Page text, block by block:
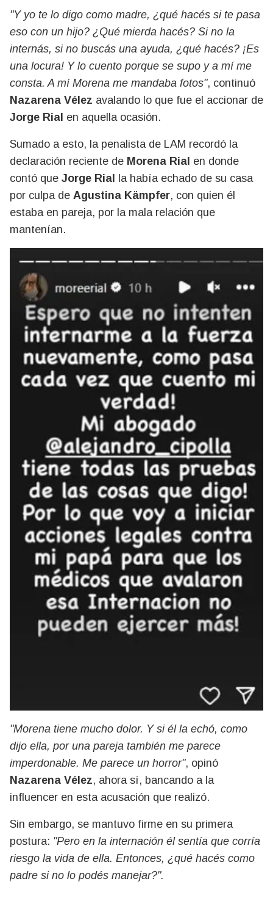
"Y yo te lo digo como madre, ¿qué hacés si te pasa
eso con un hijo? ¿Qué mierda hacés? Si no la
internás, si no buscás una ayuda, ¿qué hacés? ¡Es
una locura! Y lo cuento porque se supo y a mí me
consta. A mí Morena me mandaba fotos", continuó
Nazarena Vélez avalando lo que fue el accionar de
Jorge Rial en aquella ocasión.
Sumado a esto, la penalista de LAM recordó la
declaración reciente de Morena Rial en donde
contó que Jorge Rial la había echado de su casa
por culpa de Agustina Kämpfer, con quien él
estaba en pareja, por la mala relación que
mantenían.
"Morena tiene mucho dolor. Y si él la echó, como
dijo ella, por una pareja también me parece
imperdonable. Me parece un horror", opinó
Nazarena Vélez, ahora sí, bancando a la
influencer en esta acusación que realizó.
Sin embargo, se mantuvo firme en su primera
postura: "Pero en la internación él sentía que corría
riesgo la vida de ella. Entonces, ¿qué hacés como
padre si no lo podés manejar?".